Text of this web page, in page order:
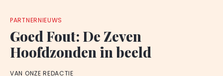
PARTNERNIEUWS
Goed Fout: De Zeven
Hoofdzonden in beeld
VAN ONZE REDACTIE